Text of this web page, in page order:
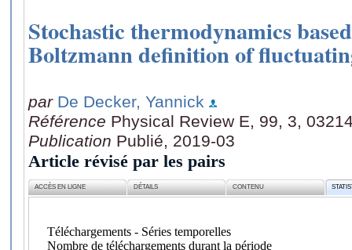
Stochastic thermodynamics
Boltzmann definition of
par De Decker, Yannick
Référence Physical Review E, 99, 3,
Publication Publié, 2019-03
Article révisé par les pairs
ACCÈS EN LIGNE DÉTAILS CONTENU